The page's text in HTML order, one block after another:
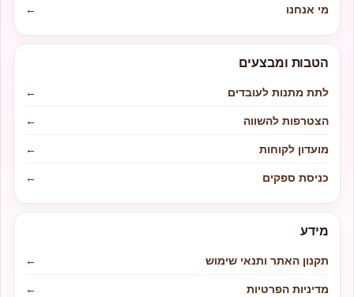
מי אנחנו
←
הטבות ומבצעים
לתת מתנות לעובדים
←
הצטרפות להשווה
←
מועדון לקוחות
←
כניסת ספקים
←
מידע
תקנון האתר ותנאי שימוש
←
מדיניות הפרטיות
←